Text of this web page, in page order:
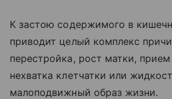
К застою содержимого в
приводит целый комплекс
перестройка, рост матки,
нехватка клетчатки или
малоподвижный образ жизни.